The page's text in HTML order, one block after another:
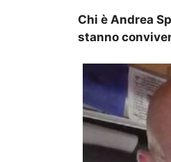
Chi è Andrea
stanno